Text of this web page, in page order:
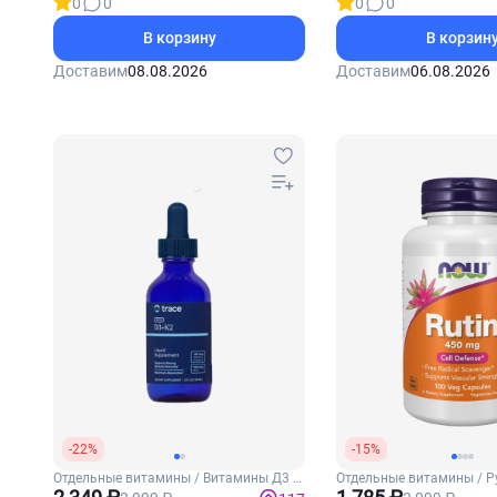
В корзину
Доставим08.08.2026
В
Доставим06.08.2026
-22%
Отдельные витамины / Витамины Д3 и
К2
-15%
Отдельные витамины /